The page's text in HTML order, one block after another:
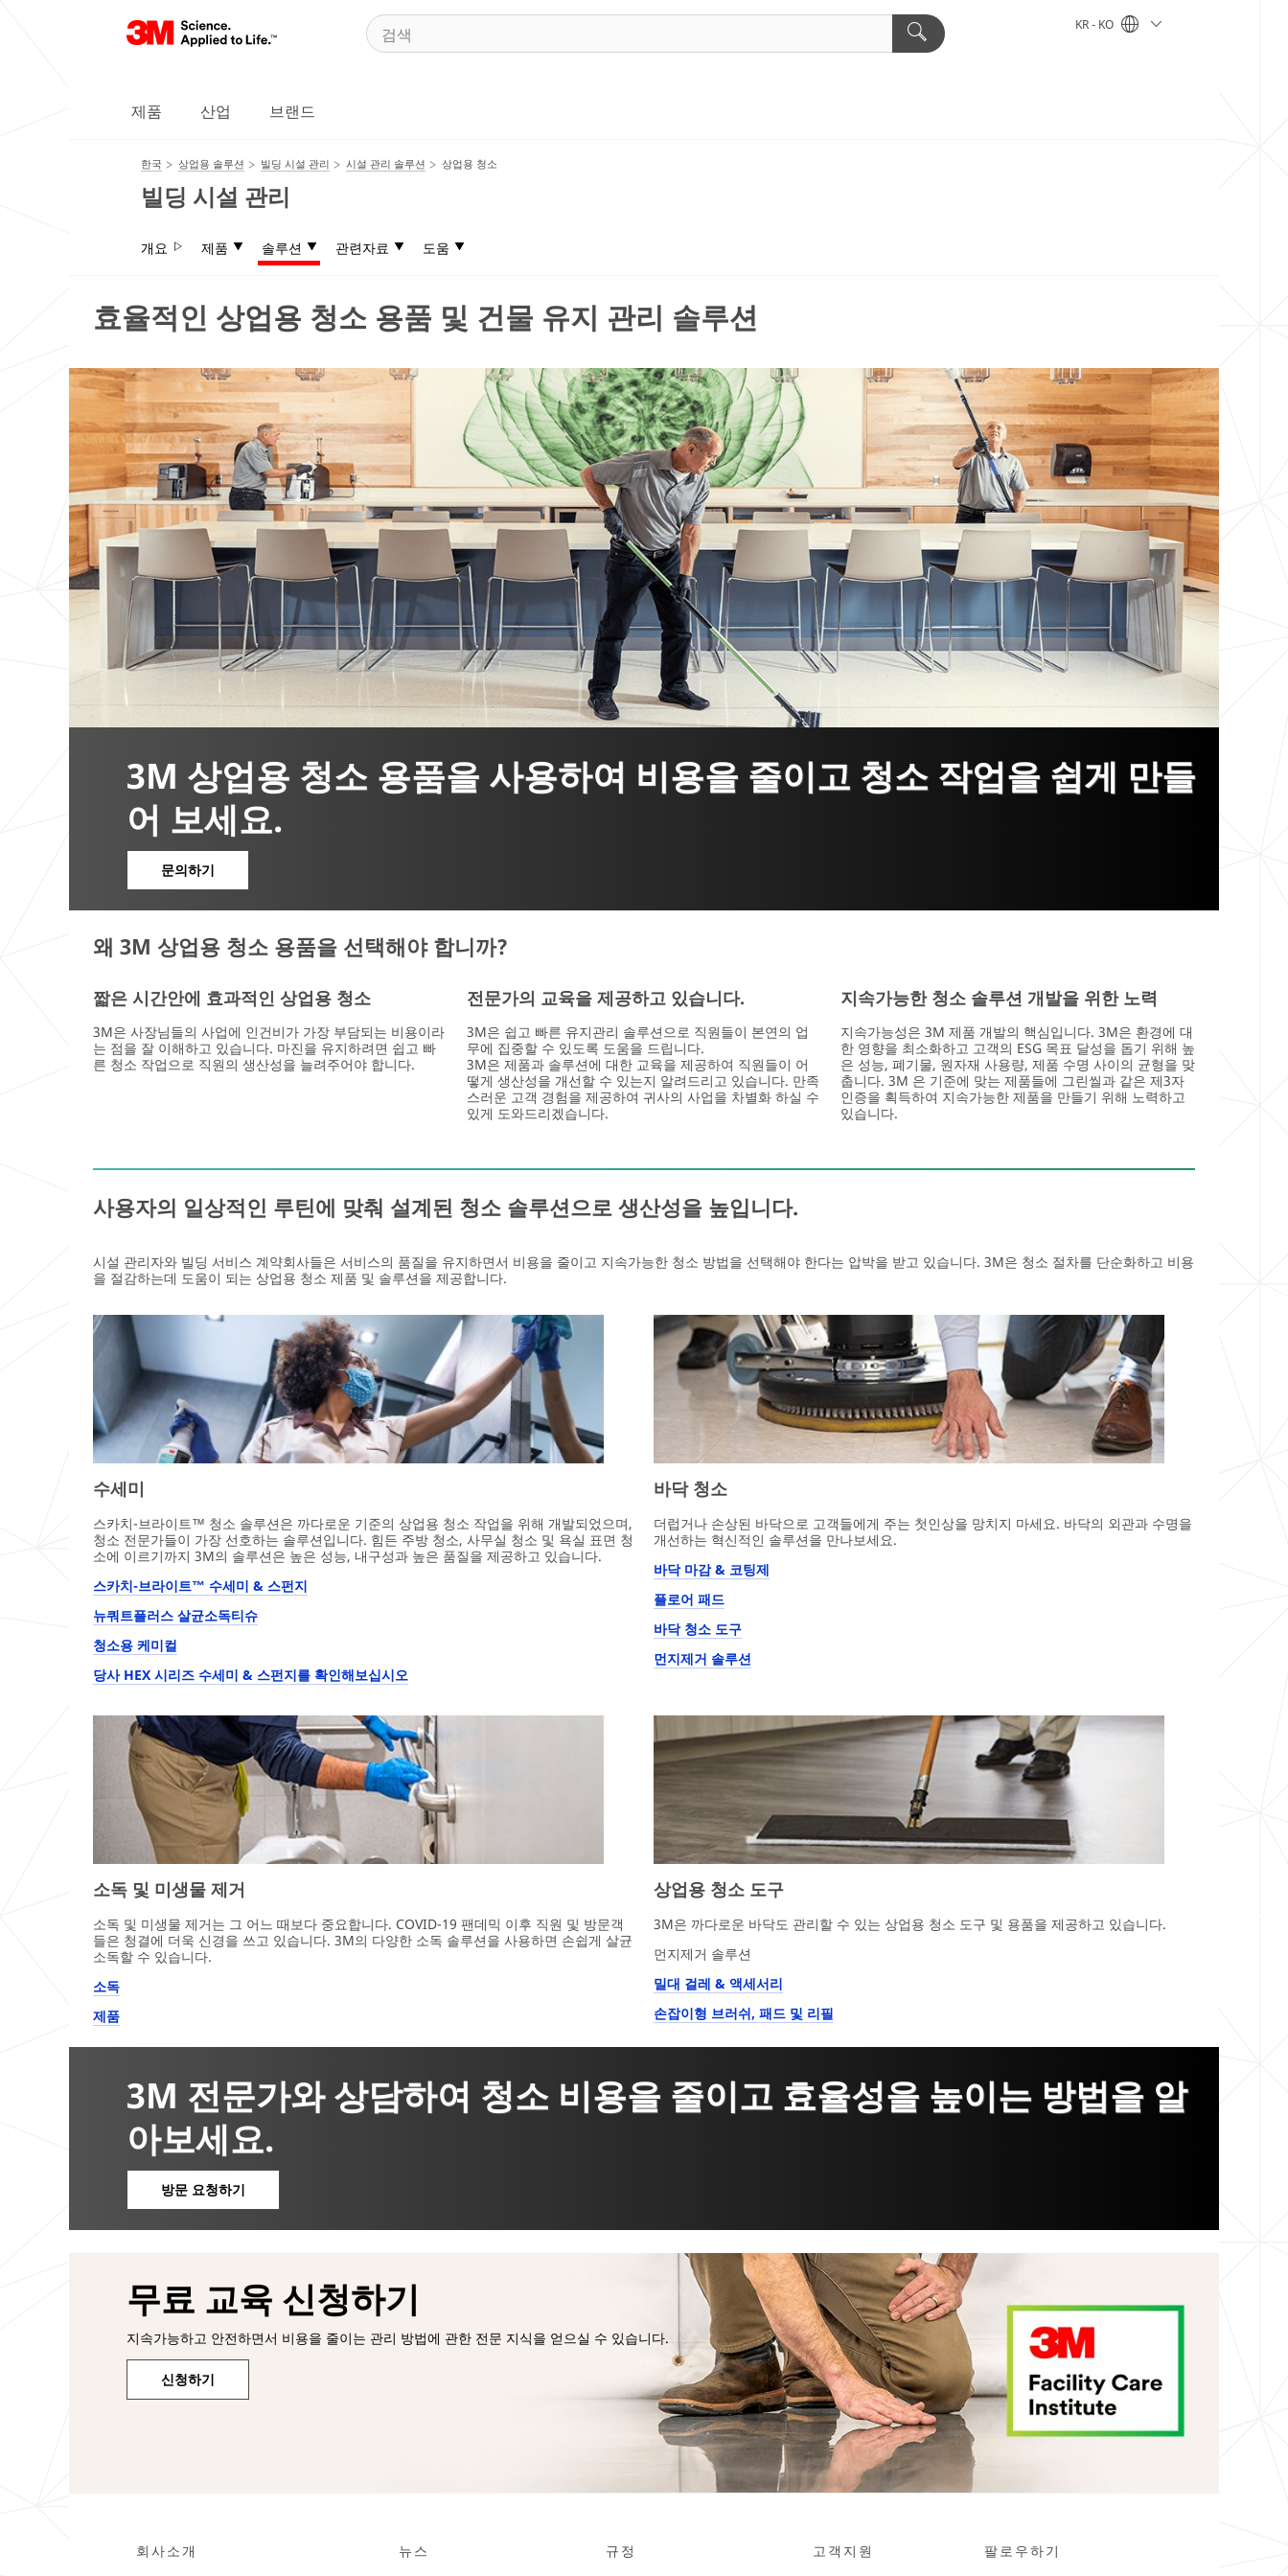
KR - KO
제품 산업 브랜드
한국 상업용 솔루션 빌딩 시설 관리 시설 관리 솔루션 상업용 청소
빌딩 시설 관리
개요 제품 솔루션 관련자료 도움
효율적인 상업용 청소 용품 및 건물 유지 관리 솔루션
3M 상업용 청소 용품을 사용하여 비용을 줄이고 청소 작업을 쉽게 만들
어 보세요.
문의하기
왜 3M 상업용 청소 용품을 선택해야 합니까?
짧은 시간안에 효과적인 상업용 청소
3M은 사장님들의 사업에 인건비가 가장 부담되는 비용이라
는 점을 잘 이해하고 있습니다. 마진을 유지하려면 쉽고 빠
른 청소 작업으로 직원의 생산성을 늘려주어야 합니다.
전문가의 교육을 제공하고 있습니다.
3M은 쉽고 빠른 유지관리 솔루션으로 직원들이 본연의 업
무에 집중할 수 있도록 도움을 드립니다.
3M은 제품과 솔루션에 대한 교육을 제공하여 직원들이 어
떻게 생산성을 개선할 수 있는지 알려드리고 있습니다. 만족
스러운 고객 경험을 제공하여 귀사의 사업을 차별화 하실 수
있게 도와드리겠습니다.
지속가능한 청소 솔루션 개발을 위한 노력
지속가능성은 3M 제품 개발의 핵심입니다. 3M은 환경에 대
한 영향을 최소화하고 고객의 ESG 목표 달성을 돕기 위해 높
은 성능, 폐기물, 원자재 사용량, 제품 수명 사이의 균형을 맞
춥니다. 3M 은 기준에 맞는 제품들에 그린씰과 같은 제3자
인증을 획득하여 지속가능한 제품을 만들기 위해 노력하고
있습니다.
사용자의 일상적인 루틴에 맞춰 설계된 청소 솔루션으로 생산성을 높입니다.
시설 관리자와 빌딩 서비스 계약회사들은 서비스의 품질을 유지하면서 비용을 줄이고 지속가능한 청소 방법을 선택해야 한다는 압박을 받고 있습니다. 3M은 청소 절차를 단순화하고 비용
을 절감하는데 도움이 되는 상업용 청소 제품 및 솔루션을 제공합니다.
수세미
스카치-브라이트™ 청소 솔루션은 까다로운 기준의 상업용 청소 작업을 위해 개발되었으며,
청소 전문가들이 가장 선호하는 솔루션입니다. 힘든 주방 청소, 사무실 청소 및 욕실 표면 청
소에 이르기까지 3M의 솔루션은 높은 성능, 내구성과 높은 품질을 제공하고 있습니다.
스카치-브라이트™ 수세미 & 스펀지
뉴쿼트플러스 살균소독티슈
청소용 케미컬
당사 HEX 시리즈 수세미 & 스펀지를 확인해보십시오
바닥 청소
더럽거나 손상된 바닥으로 고객들에게 주는 첫인상을 망치지 마세요. 바닥의 외관과 수명을
개선하는 혁신적인 솔루션을 만나보세요.
바닥 마감 & 코팅제
플로어 패드
바닥 청소 도구
먼지제거 솔루션
소독 및 미생물 제거
소독 및 미생물 제거는 그 어느 때보다 중요합니다. COVID-19 팬데믹 이후 직원 및 방문객
들은 청결에 더욱 신경을 쓰고 있습니다. 3M의 다양한 소독 솔루션을 사용하면 손쉽게 살균
소독할 수 있습니다.
소독
제품
상업용 청소 도구
3M은 까다로운 바닥도 관리할 수 있는 상업용 청소 도구 및 용품을 제공하고 있습니다.
먼지제거 솔루션
밀대 걸레 & 액세서리
손잡이형 브러쉬, 패드 및 리필
3M 전문가와 상담하여 청소 비용을 줄이고 효율성을 높이는 방법을 알
아보세요.
방문 요청하기
무료 교육 신청하기
지속가능하고 안전하면서 비용을 줄이는 관리 방법에 관한 전문 지식을 얻으실 수 있습니다.
신청하기
회사소개 뉴스 규정 고객지원 팔로우하기